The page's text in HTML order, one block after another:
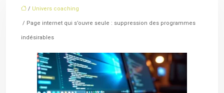
/ Univers coaching
/ Page internet qui s’ouvre seule : suppression des programmes
indésirables